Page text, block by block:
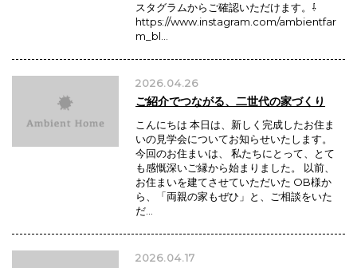
スタグラムからご確認いただけます。⇩
https://www.instagram.com/ambientfar
m_bl…
2026.04.26
ご紹介でつながる、二世代の家づくり
こんにちは 本日は、新しく完成したお住ま
いの見学会についてお知らせいたします。
今回のお住まいは、 私たちにとって、とて
も感慨深いご縁から始まりました。 以前、
お住まいを建てさせていただいた OB様か
ら、「両親の家もぜひ」と、ご相談をいた
だ…
2026.04.17